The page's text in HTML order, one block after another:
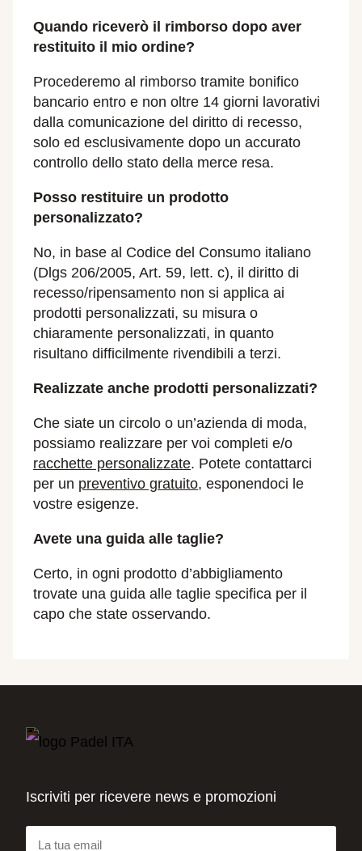
Quando riceverò il rimborso dopo aver
restituito il mio ordine?
Procederemo al rimborso tramite bonifico
bancario entro e non oltre 14 giorni lavorativi
dalla comunicazione del diritto di recesso,
solo ed esclusivamente dopo un accurato
controllo dello stato della merce resa.
Posso restituire un prodotto
personalizzato?
No, in base al Codice del Consumo italiano
(Dlgs 206/2005, Art. 59, lett. c), il diritto di
recesso/ripensamento non si applica ai
prodotti personalizzati, su misura o
chiaramente personalizzati, in quanto
risultano difficilmente rivendibili a terzi.
Realizzate anche prodotti personalizzati?
Che siate un circolo o un’azienda di moda,
possiamo realizzare per voi completi e/o
racchette personalizzate. Potete contattarci
per un preventivo gratuito, esponendoci le
vostre esigenze.
Avete una guida alle taglie?
Certo, in ogni prodotto d’abbigliamento
trovate una guida alle taglie specifica per il
capo che state osservando.
Iscriviti per ricevere news e promozioni